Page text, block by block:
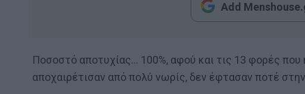
Add
Ποσοστό αποτυχίας… 100%, αφού και τις 13 φορές
αποχαιρέτισαν από πολύ νωρίς, δεν έφτασαν ποτέ